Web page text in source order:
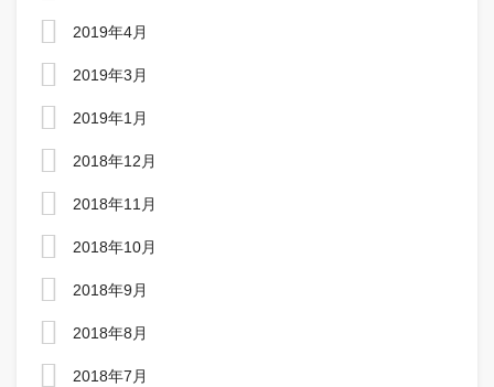
2019年4月
2019年3月
2019年1月
2018年12月
2018年11月
2018年10月
2018年9月
2018年8月
2018年7月